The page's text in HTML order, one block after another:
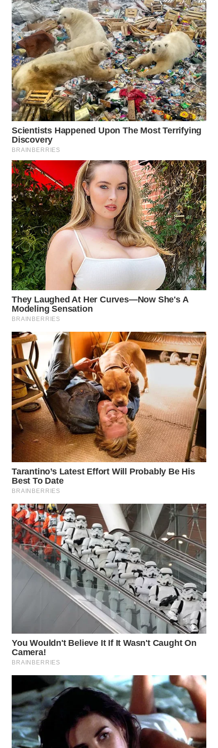
PRIANGAN
TIMUR
WN
SEMARANG
WN
SOLO
WN
BOROBUDUR
MADURA
WN
SURABAYA
WN
NATUNA
WN
BINTAN
WN
MANDALIKA
WN
LIKUPANG
WN
LABUANBAJO
WN
BORNEO
Wahana
Media
Group
WAHANA
NEWS
WAHANA
TANI
WAHANA
ADVOKAT
KONSUMEN
WAHANA
LISTRIK
WAHANA
TRAVEL
WAHANA